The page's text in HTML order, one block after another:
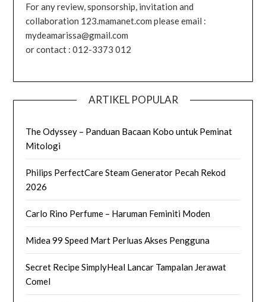
For any review, sponsorship, invitation and
collaboration 123.mamanet.com please email :
mydeamarissa@gmail.com
or contact : 012-3373 012
ARTIKEL POPULAR
The Odyssey – Panduan Bacaan Kobo untuk Peminat
Mitologi
Philips PerfectCare Steam Generator Pecah Rekod
2026
Carlo Rino Perfume – Haruman Feminiti Moden
Midea 99 Speed Mart Perluas Akses Pengguna
Secret Recipe SimplyHeal Lancar Tampalan Jerawat
Comel